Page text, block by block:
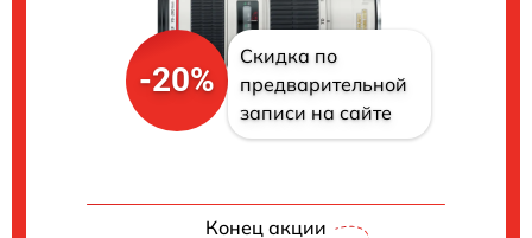
-20%
Скидка по
предварительной
записи на сайте
Конец акции